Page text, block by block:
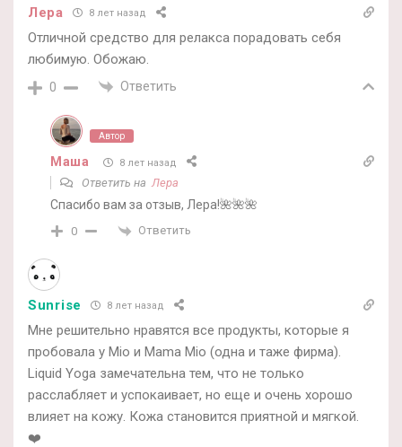
Лера 8 лет назад
Отличной средство для релакса порадовать себя
любимую. Обожаю.
0 Ответить
Автор
Маша 8 лет назад
Ответить наЛера
Спасибо вам за отзыв, Лера!🌺🌺🌺
0 Ответить
Sunrise 8 лет назад
Мне решительно нравятся все продукты, которые я
пробовала у Mio и Mama Mio (одна и таже фирма).
Liquid Yoga замечательна тем, что не только
расслабляет и успокаивает, но еще и очень хорошо
влияет на кожу. Кожа становится приятной и мягкой.
❤️